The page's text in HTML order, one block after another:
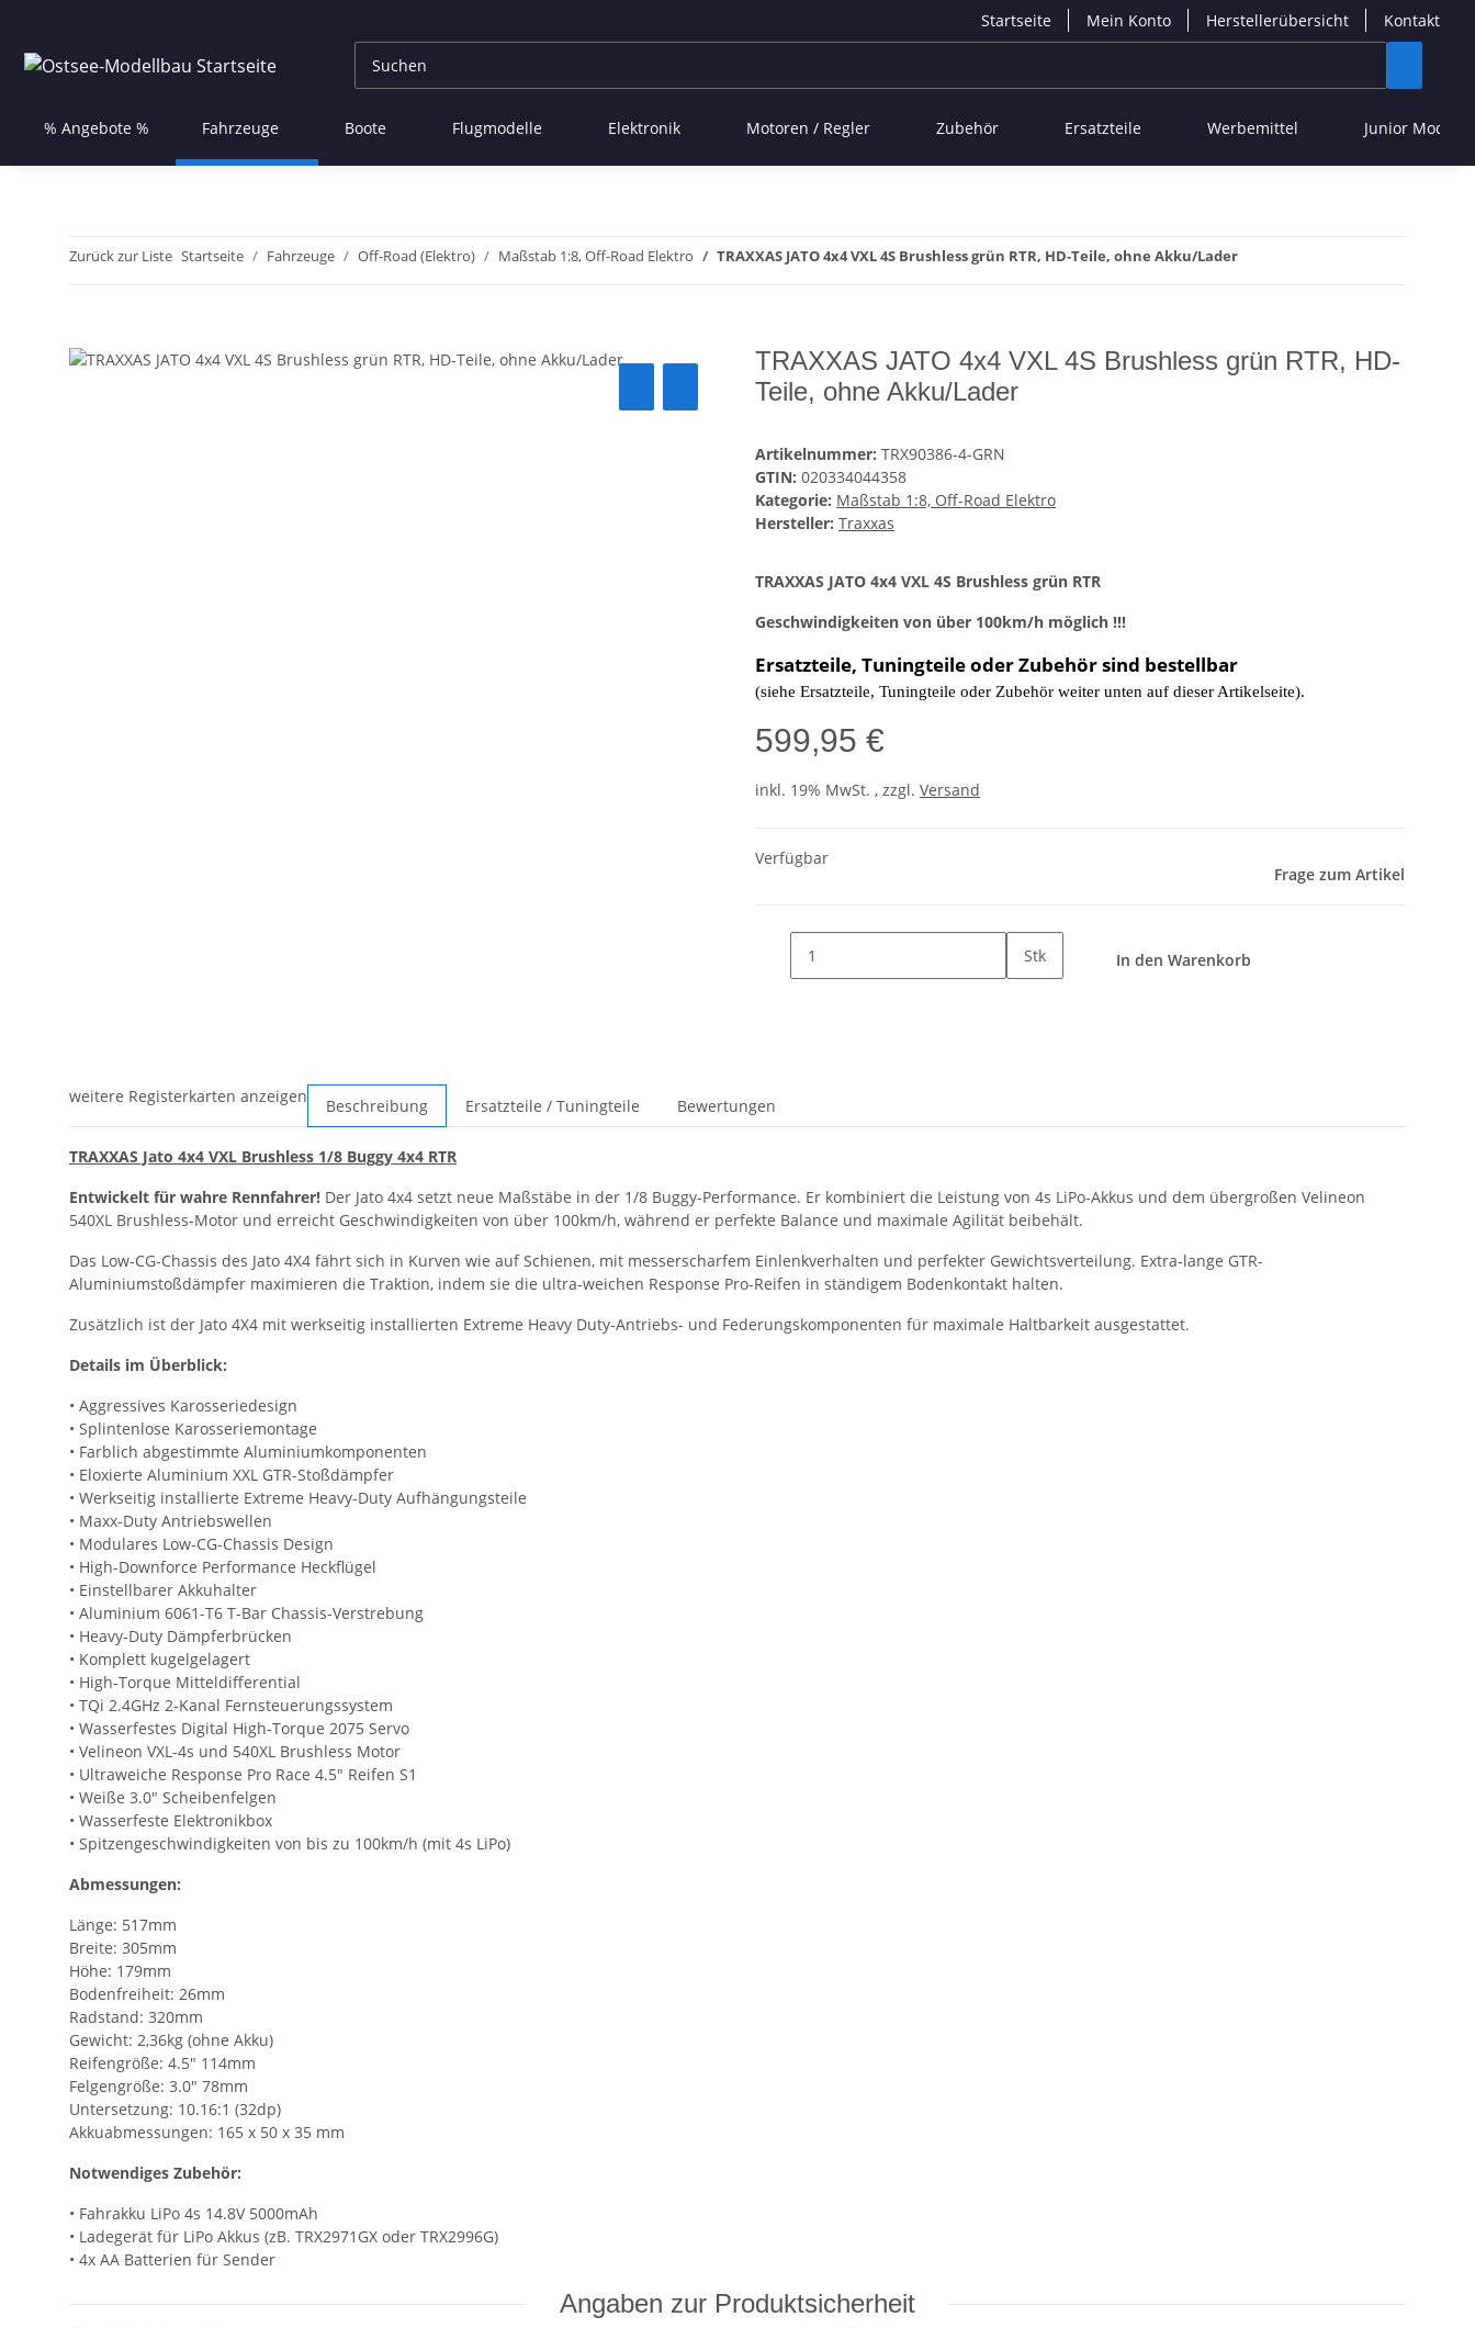
Startseite Mein Konto Herstellerübersicht Kontakt
% Angebote % Fahrzeuge Boote Flugmodelle Elektronik Motoren / Regler Zubehör Ersatzteile Werbemittel Junior
Zurück zur Liste Startseite Fahrzeuge Off-Road (Elektro) Maßstab 1:8, Off-Road Elektro TRAXXAS JATO 4x4 VXL 4S Brushless grün RTR, HD-Teile, ohne Akku/Lader
TRAXXAS JATO 4x4 VXL 4S Brushless grün RTR, HD-
Teile, ohne Akku/Lader
Artikelnummer: TRX90386-4-GRN
GTIN: 020334044358
Kategorie: Maßstab 1:8, Off-Road Elektro
Hersteller: Traxxas
TRAXXAS JATO 4x4 VXL 4S Brushless grün RTR
Geschwindigkeiten von über 100km/h möglich !!!
Ersatzteile, Tuningteile oder Zubehör sind bestellbar
(siehe Ersatzteile, Tuningteile oder Zubehör weiter unten auf dieser Artikelseite).
599,95 €
inkl. 19% MwSt. , zzgl. Versand
Verfügbar
Frage zum Artikel
Stk In den Warenkorb
weitere Registerkarten anzeigen Beschreibung Ersatzteile / Tuningteile Bewertungen
TRAXXAS Jato 4x4 VXL Brushless 1/8 Buggy 4x4 RTR
Entwickelt für wahre Rennfahrer! Der Jato 4x4 setzt neue Maßstäbe in der 1/8 Buggy-Performance. Er kombiniert die Leistung von 4s LiPo-Akkus und dem übergroßen Velineon
540XL Brushless-Motor und erreicht Geschwindigkeiten von über 100km/h, während er perfekte Balance und maximale Agilität beibehält.
Das Low-CG-Chassis des Jato 4X4 fährt sich in Kurven wie auf Schienen, mit messerscharfem Einlenkverhalten und perfekter Gewichtsverteilung. Extra-lange GTR-
Aluminiumstoßdämpfer maximieren die Traktion, indem sie die ultra-weichen Response Pro-Reifen in ständigem Bodenkontakt halten.
Zusätzlich ist der Jato 4X4 mit werkseitig installierten Extreme Heavy Duty-Antriebs- und Federungskomponenten für maximale Haltbarkeit ausgestattet.
Details im Überblick:
• Aggressives Karosseriedesign
• Splintenlose Karosseriemontage
• Farblich abgestimmte Aluminiumkomponenten
• Eloxierte Aluminium XXL GTR-Stoßdämpfer
• Werkseitig installierte Extreme Heavy-Duty Aufhängungsteile
• Maxx-Duty Antriebswellen
• Modulares Low-CG-Chassis Design
• High-Downforce Performance Heckflügel
• Einstellbarer Akkuhalter
• Aluminium 6061-T6 T-Bar Chassis-Verstrebung
• Heavy-Duty Dämpferbrücken
• Komplett kugelgelagert
• High-Torque Mitteldifferential
• TQi 2.4GHz 2-Kanal Fernsteuerungssystem
• Wasserfestes Digital High-Torque 2075 Servo
• Velineon VXL-4s und 540XL Brushless Motor
• Ultraweiche Response Pro Race 4.5" Reifen S1
• Weiße 3.0" Scheibenfelgen
• Wasserfeste Elektronikbox
• Spitzengeschwindigkeiten von bis zu 100km/h (mit 4s LiPo)
Abmessungen:
Länge: 517mm
Breite: 305mm
Höhe: 179mm
Bodenfreiheit: 26mm
Radstand: 320mm
Gewicht: 2,36kg (ohne Akku)
Reifengröße: 4.5" 114mm
Felgengröße: 3.0" 78mm
Untersetzung: 10.16:1 (32dp)
Akkuabmessungen: 165 x 50 x 35 mm
Notwendiges Zubehör:
• Fahrakku LiPo 4s 14.8V 5000mAh
• Ladegerät für LiPo Akkus (zB. TRX2971GX oder TRX2996G)
• 4x AA Batterien für Sender
Angaben zur Produktsicherheit